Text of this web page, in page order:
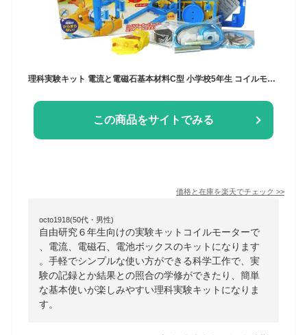
理科実験キット 電流と電磁石基本材料C型 小学校5年生 コイルモーター モーター 電流 電磁石 電池ボックス 夏休み 冬休み 科学工作 自由研究 自由工作
この商品をサイトでみる
価格と在庫を楽天でチェック >>
octo1918(50代・男性)
自由研究６年生向けの実験キットコイルモーターで
、電流、電磁石、電池ボックスのキットになります
。手軽でシンプルな使い方ができる科学工作で、実
験の記録とか結果との照合の学修ができたり、簡単
な基本使いが楽しみやすい理科実験キットになりま
す。